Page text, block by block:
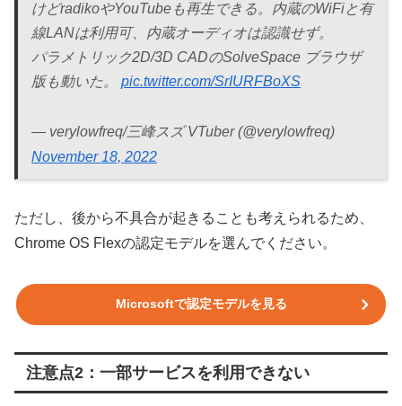
けどradikoやYouTubeも再生できる。内蔵のWiFiと有
線LANは利用可、内蔵オーディオは認識せず。
パラメトリック2D/3D CADのSolveSpace ブラウザ
版も動いた。 pic.twitter.com/SrIURFBoXS
— verylowfreq/三峰スズ VTuber (@verylowfreq)
November 18, 2022
ただし、後から不具合が起きることも考えられるため、
Chrome OS Flexの認定モデルを選んでください。
Microsoftで認定モデルを見る
注意点2：一部サービスを利用できない